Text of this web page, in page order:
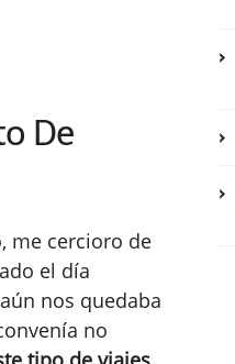
De
me cercioro de
el día
nos quedaba
no